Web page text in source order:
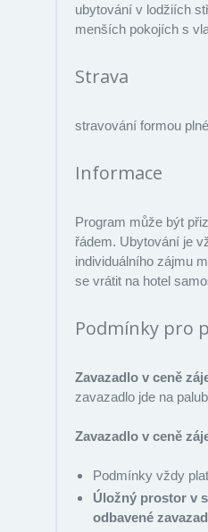
ubytování v lodžiích
menších pokojích s
Strava
stravování formou
Informace
Program může být
řádem. Ubytování je
individuálního zájmu
se vrátit na hotel
Podmínky pro
Zavazadlo v ceně
zavazadlo jde na
Zavazadlo v ceně
Podmínky vždy
Úložný prostor v
odbavené